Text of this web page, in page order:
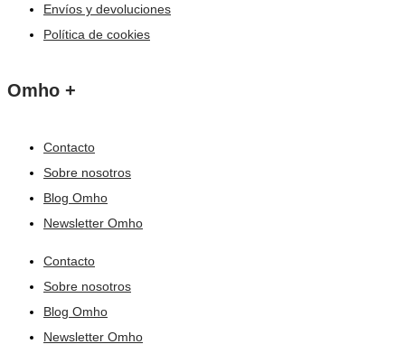
Envíos y devoluciones
Política de cookies
Omho +
Contacto
Sobre nosotros
Blog Omho
Newsletter Omho
Contacto
Sobre nosotros
Blog Omho
Newsletter Omho